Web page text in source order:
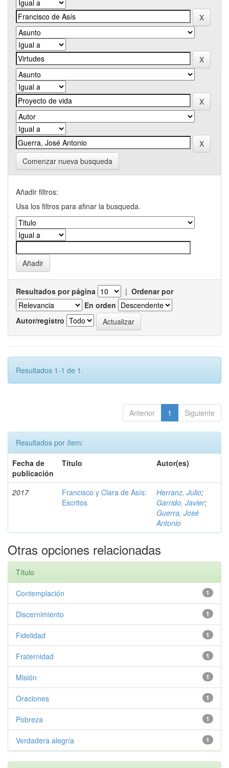
Comenzar nueva busqueda
Añadir filtros:
Usa los filtros para afinar la busqueda.
Resultados por página | Ordenar por
En orden
Autor/registro
Resultados 1-1 de 1.
Anterior 1 Siguiente
Resultados por ítem:
Fecha de
publicación
Título Autor(es)
2017
Francisco y Clara de Asís:
Escritos
Herranz, Julio;
Garrido, Javier;
Guerra, José
Antonio
Otras opciones relacionadas
Título
1
Contemplación
1
Discernimiento
1
Fidelidad
1
Fraternidad
1
Misión
1
Oraciones
1
Pobreza
1
Verdadera alegría